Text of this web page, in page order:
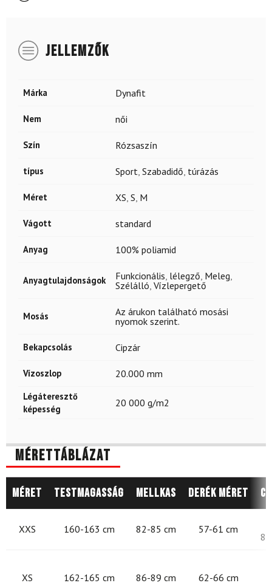
JELLEMZŐK
Márka Dynafit
Nem női
Szín Rózsaszín
típus Sport Szabadidő túrázás
Méret XS S M
Vágott standard
Anyag 100% poliamid
Anyagtulajdonságok Funkcionális lélegző Meleg
Szélálló Vízlepergető
Mosás
Az árukon található mosási
nyomok szerint.
Bekapcsolás Cipzár
Vízoszlop 20.000 mm
Légáteresztő
képesség
20 000 g/m2
Mérettáblázat
Méret Testmagasság Mellkas Derék méret
XXS 160-163 cm 82-85 cm 57-61 cm
XS 162-165 cm 86-89 cm 62-66 cm